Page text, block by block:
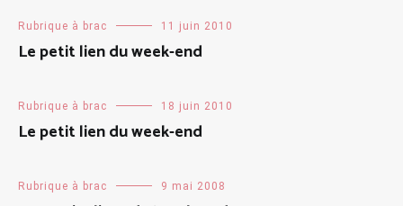
Rubrique à brac 11 juin 2010
Le petit lien du week-end
Rubrique à brac 18 juin 2010
Le petit lien du week-end
Rubrique à brac 9 mai 2008